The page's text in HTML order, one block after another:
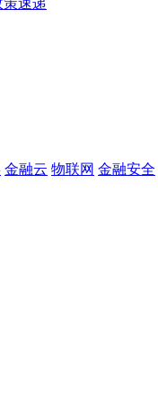
金融云 物联网 金融安全